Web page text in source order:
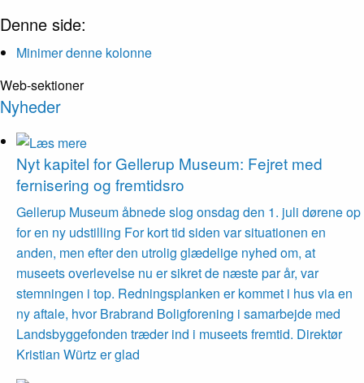
Denne side:
Minimer denne kolonne
Web-sektioner
Nyheder
Nyt kapitel for Gellerup Museum: Fejret med
fernisering og fremtidsro
Gellerup Museum åbnede slog onsdag den 1. juli dørene op
for en ny udstilling For kort tid siden var situationen en
anden, men efter den utrolig glædelige nyhed om, at
museets overlevelse nu er sikret de næste par år, var
stemningen i top. Redningsplanken er kommet i hus via en
ny aftale, hvor Brabrand Boligforening i samarbejde med
Landsbyggefonden træder ind i museets fremtid. Direktør
Kristian Würtz er glad